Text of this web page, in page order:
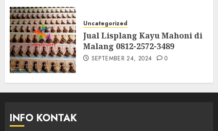
Uncategorized
Jual Lisplang Kayu Mahoni di
Malang 0812-2572-3489
SEPTEMBER 24, 2024 0
INFO KONTAK